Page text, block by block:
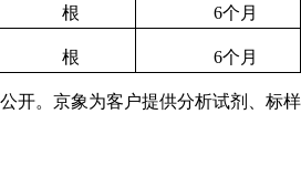
根 6个月
根 6个月
开。京象为客户提供分析试剂、标样